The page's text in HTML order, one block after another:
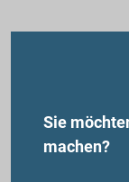
Sie
machen?